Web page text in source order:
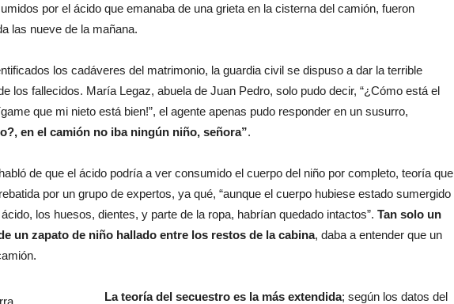
por el ácido que emanaba de una grieta en la cisterna del camión, fueron
las nueve de la mañana.
los cadáveres del matrimonio, la guardia civil se dispuso a dar la terrible
los fallecidos. María Legaz, abuela de Juan Pedro, solo pudo decir, “¿Cómo está el
que mi nieto está bien!”, el agente apenas pudo responder en un susurro,
en el camión no iba ningún niño, señora”.
de que el ácido podría a ver consumido el cuerpo del niño por completo, teoría que
por un grupo de expertos, ya qué, “aunque el cuerpo hubiese estado sumergido
los huesos, dientes, y parte de la ropa, habrían quedado intactos”. Tan solo un
un zapato de niño hallado entre los restos de la cabina, daba a entender que un
La teoría del secuestro es la más extendida; según los datos del